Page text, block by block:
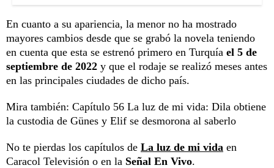
En cuanto a su apariencia, la menor no ha mostrado
mayores cambios desde que se grabó la novela teniendo
en cuenta que esta se estrenó primero en Turquía el 5 de
septiembre de 2022 y que el rodaje se realizó meses antes
en las principales ciudades de dicho país.
Mira también: Capítulo 56 La luz de mi vida: Dila obtiene
la custodia de Günes y Elif se desmorona al saberlo
No te pierdas los capítulos de La luz de mi vida en
Caracol Televisión o en la Señal En Vivo.